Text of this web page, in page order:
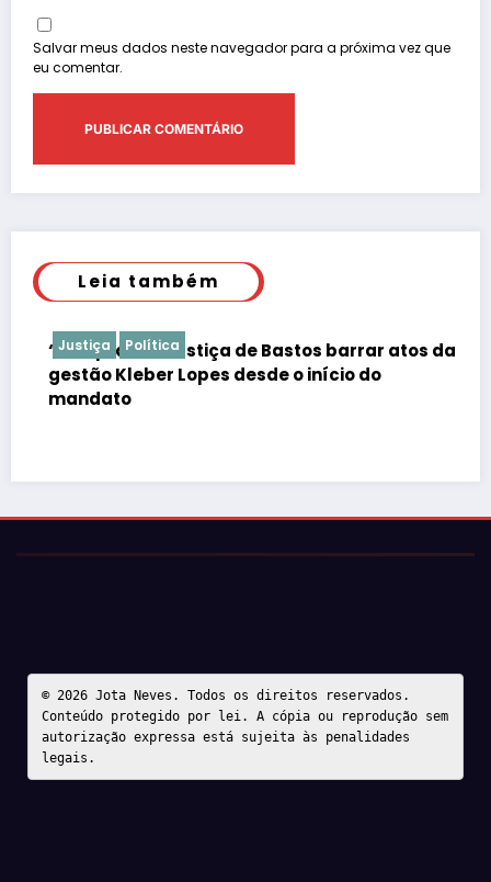
Salvar meus dados neste navegador para a próxima vez que
eu comentar.
Leia também
Justiça Política
“É de praxe”: Justiça de Bastos barrar atos da
gestão Kleber Lopes desde o início do
mandato
© 2026 Jota Neves. Todos os direitos reservados.
Conteúdo protegido por lei. A cópia ou reprodução sem
autorização expressa está sujeita às penalidades
legais.